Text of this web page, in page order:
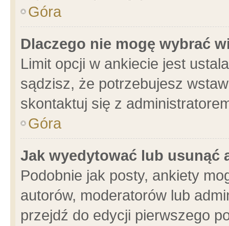
Góra
Dlaczego nie mogę wybrać
Limit opcji w ankiecie jest
sądzisz, że potrzebujesz
skontaktuj się z
Góra
Jak wyedytować lub usunąć
Podobnie jak posty, ankiety
autorów, moderatorów lub
przejdź do edycji pierwszego